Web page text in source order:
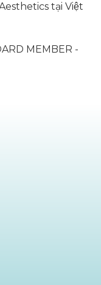
tại Việt
MEMBER -